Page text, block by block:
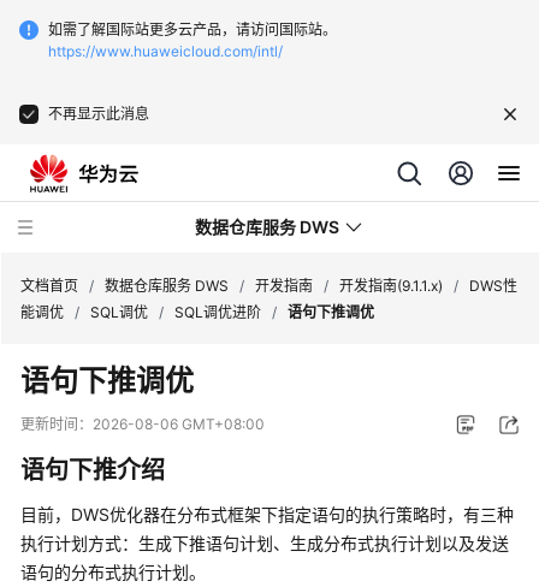
如需了解国际站更多云产品，请访问国际站。
https://www.huaweicloud.com/intl/
不再显示此消息
数据仓库服务 DWS
最
新
动
务
公
告
文档首页 / 数据仓库服务 DWS / 开发指南 / 开发指南(9.1.1.x) /
DWS性
能调优 / SQL调优 / SQL调优进阶 / 语句下推调优
语句下推调优
更新时间： 2026-08-06 GMT+08:00
语句下推介绍
目前， DWS优化器在分布式框架下指定语句的执行策略时，有三种
执行计划方式：生成下推语句计划、生成分布式执行计划以及发送
语句的分布式执行计划。